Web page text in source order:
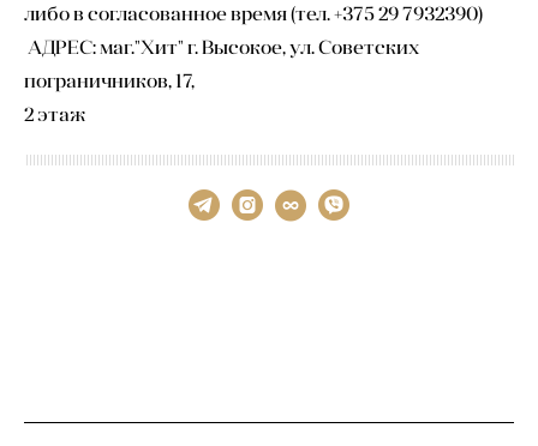
либо в согласованное время (тел. +375 29 7932390)
АДРЕС: маг."Хит" г. Высокое, ул. Советских
пограничников, 17,
2 этаж